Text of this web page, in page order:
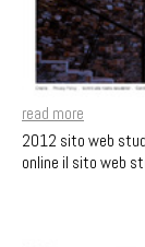
read more
2012 sito web
online il sito web